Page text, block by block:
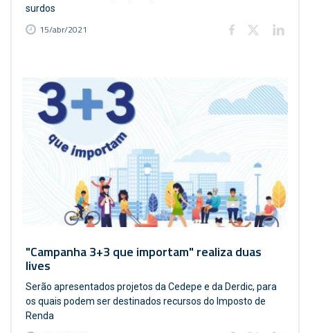
surdos
15/abr/2021
"Campanha 3+3 que importam" realiza duas
lives
Serão apresentados projetos da Cedepe e da Derdic, para
os quais podem ser destinados recursos do Imposto de
Renda